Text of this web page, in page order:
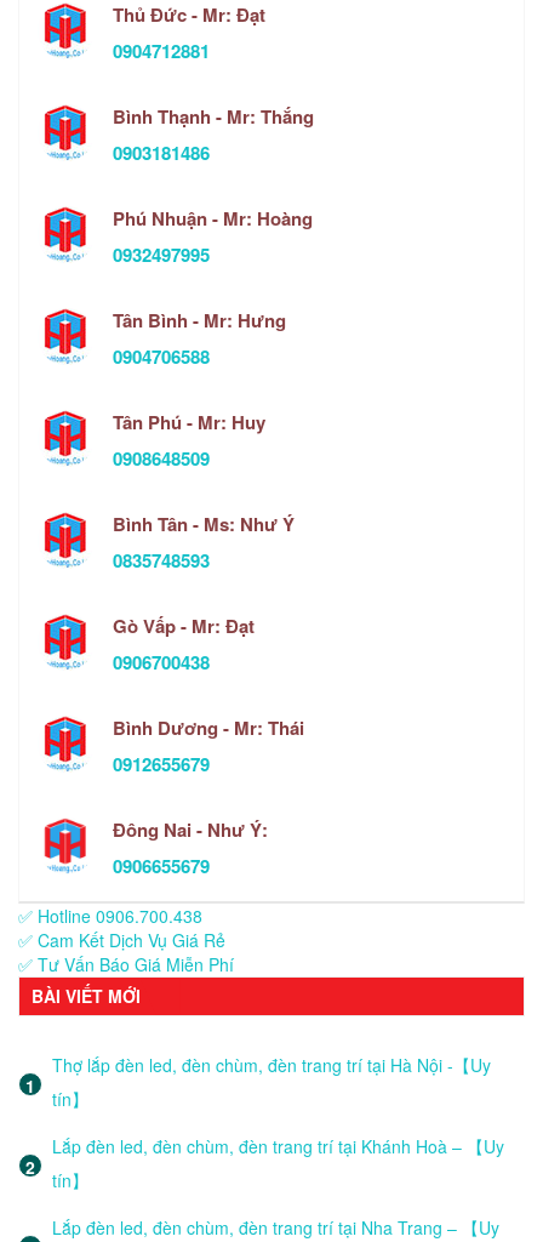
Thủ Đức - Mr: Đạt
0904712881
Bình Thạnh - Mr: Thắng
0903181486
Phú Nhuận - Mr: Hoàng
0932497995
Tân Bình - Mr: Hưng
0904706588
Tân Phú - Mr: Huy
0908648509
Bình Tân - Ms: Như Ý
0835748593
Gò Vấp - Mr: Đạt
0906700438
Bình Dương - Mr: Thái
0912655679
Đông Nai - Như Ý:
0906655679
✅ Hotline 0906.700.438
✅ Cam Kết Dịch Vụ Giá Rẻ
✅ Tư Vấn Báo Giá Miễn Phí
BÀI VIẾT MỚI
Thợ lắp đèn led, đèn chùm, đèn trang trí tại Hà Nội -【Uy
tín】
Lắp đèn led, đèn chùm, đèn trang trí tại Khánh Hoà – 【Uy
tín】
Lắp đèn led, đèn chùm, đèn trang trí tại Nha Trang – 【Uy